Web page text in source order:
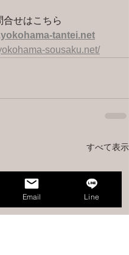
合せはこちら
tantei.net
sousaku.net/
すべて表示
Email Line